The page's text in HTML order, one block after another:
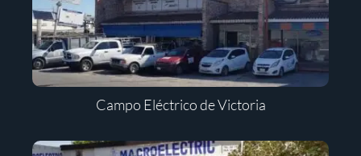
Campo Eléctrico de Victoria